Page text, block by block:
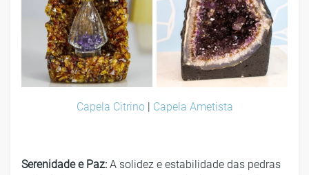
Capela Citrino| Capela Ametista
Serenidade e Paz: A solidez e estabilidade das pedras